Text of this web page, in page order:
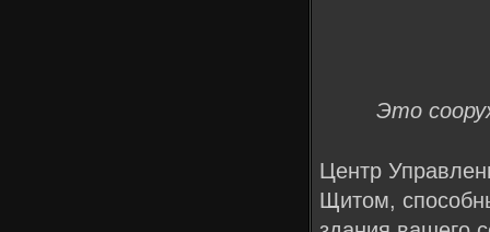
Это
Центр
Щитом,